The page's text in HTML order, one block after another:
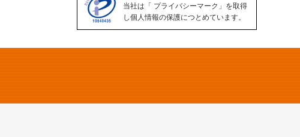
当社は「 プライバシーマーク」を取得
し個人情報の保護につとめています。